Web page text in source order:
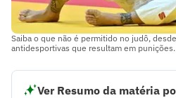
Saiba o que não é permitido no judô,
antidesportivas que resultam em punições.
Ver Resumo da matéria